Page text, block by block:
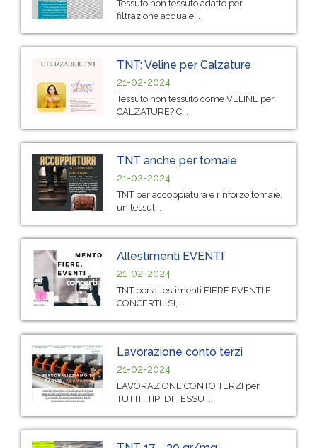
Tessuto non tessuto adatto per
filtrazione acqua e...
TNT: Veline per Calzature
21-02-2024
Tessuto non tessuto come VELINE per
CALZATURE? C...
TNT anche per tomaie
21-02-2024
TNT per accoppiatura e rinforzo tomaie.
un tessut...
Allestimenti EVENTI
21-02-2024
TNT per allestimenti FIERE EVENTI E
CONCERTI.. SI,...
Lavorazione conto terzi
21-02-2024
LAVORAZIONE CONTO TERZI per
TUTTI I TIPI DI TESSUT...